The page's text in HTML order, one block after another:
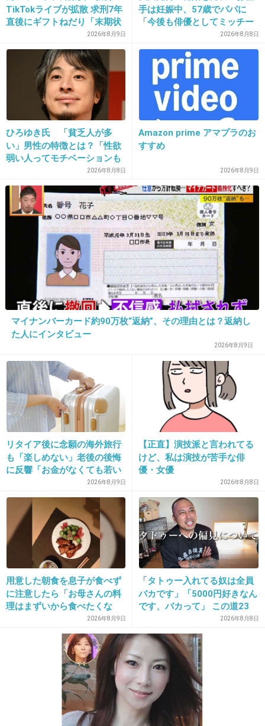
整形級じゃなくて、リアルに整形してるでし
2013/07/30(火) 22:56:52
カラコンはスッピンじゃないー❢
+443
10. 匿名2013/07/30(火) 22:56:53
カラコン…
+301
2013/07/30(火) 22:56:58
カラコンってズルいよねー。
12. 匿名 2013/07/30(火) 22:57:09
カラコンは？
2013/07/30(火) 22:57:11
カラコン外せば?ブス
+368 -65
14. 匿名 2013/07/30(火) 22:57:17
可愛いけどカラコンｗ
すっぴんとは言えないー
+314
2013/07/30(火) 22:57:32
とりあえず、無修正でお願いしますｗ
TikTokライブが拡散 求刑7年
直後にギフトねだり「末期状
2026年8月9日
手は妊娠中、57歳でパパに
「今後も俳優としてミッチー
2026年8月8日
ひろゆき氏 「貧乏人が多
い」男性の特徴とは？「性欲
弱い人ってモチベーションも
低いので貧乏人多い」2026年8月8日
Amazon prime アマプラのお
すすめ
2026年8月9日
マイナンバーカード約90万枚“返納”、その理由とは？返納し
た人にインタビュー
2026年8月9日
リタイア後に念願の海外旅行
も「楽しめない」老後の後悔
に反響「お金がなくても若い
うちに？」50代以上の切実な
声
2026年8月9日
【正直】演技派と言われてる
けど、私は演技が苦手な俳
優・女優
2026年8月8日
用意した朝食を息子が食べず
に注意したら「お母さんの料
理はまずいから食べたくな
い」と…「まずいなら食べな
くていい。今後は自分で食事
を用意しなさい。お金は渡
す」と言った話が議論に
2026年8月9日
「タトゥー入れてる奴は全員
バカです」「5000円好きなん
です、バカって」 この道23
年の彫り師YouTuberの動画
が話題
2026年8月8日